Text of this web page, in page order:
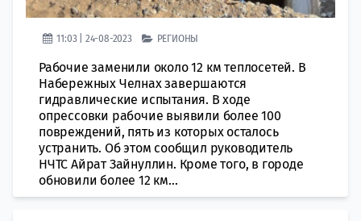
11:03 | 24-08-2023 РЕГИОНЫ
Рабочие заменили около 12 км теплосетей. В
Набережных Челнах завершаются
гидравлические испытания. В ходе
опрессовки рабочие выявили более 100
повреждений, пять из которых осталось
устранить. Об этом сообщил руководитель
НЧТС Айрат Зайнуллин. Кроме того, в городе
обновили более 12 км...